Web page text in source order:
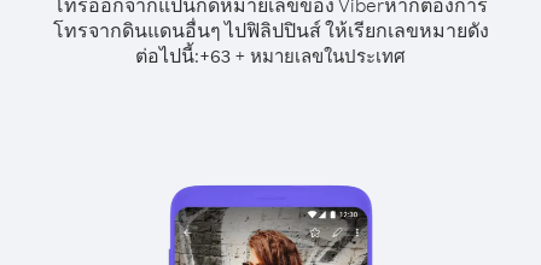
โทรออกจากแป้นกดหมายเลขของ Viberหากต้องการ
โทรจากดินแดนอื่นๆ ไปฟิลิปปินส์ ให้เรียกเลขหมายดัง
ต่อไปนี้:+63 + หมายเลขในประเทศ